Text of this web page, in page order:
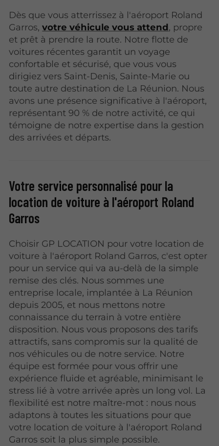
Dès que vous atterrissez à l'aéroport Roland
Garros,votre véhicule vous attend, propre
et prêt à prendre la route. Notre flotte de
voitures récentes garantit un voyage
confortable et sécurisé, que vous vous
dirigiez vers Saint-Denis, Sainte-Marie ou
toute autre destination de La Réunion. Nous
avons une présence significative à l'aéroport,
représentant 90 % de notre activité, ce qui
témoigne de notre expertise dans la gestion
des arrivées et départs.
Votre service personnalisé pour la
location de voiture à l'aéroport Roland
Garros
Choisir GP LOCATION pour votre location de
voiture à l'aéroport Roland Garros, c'est opter
pour un service qui va au-delà de la simple
remise des clés. Nous sommes une
entreprise locale, implantée à La Réunion
depuis 2005, et nous mettons notre
connaissance du terrain à votre entière
disposition. Nous vous proposons des tarifs
attractifs, sans compromis sur la qualité de
nos véhicules ou de notre service. Notre
équipe est formée pour vous offrir une
expérience fluide et agréable, minimisant le
stress lié à votre arrivée après un long vol. La
flexibilité est notre maître-mot : nous nous
adaptons à toutes les situations pour que
votre location de voiture à l'aéroport Roland
Garros soit la plus simple possible.